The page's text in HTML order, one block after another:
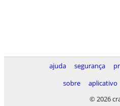
ajuda segurança
sobre
aplicativo
© 2026